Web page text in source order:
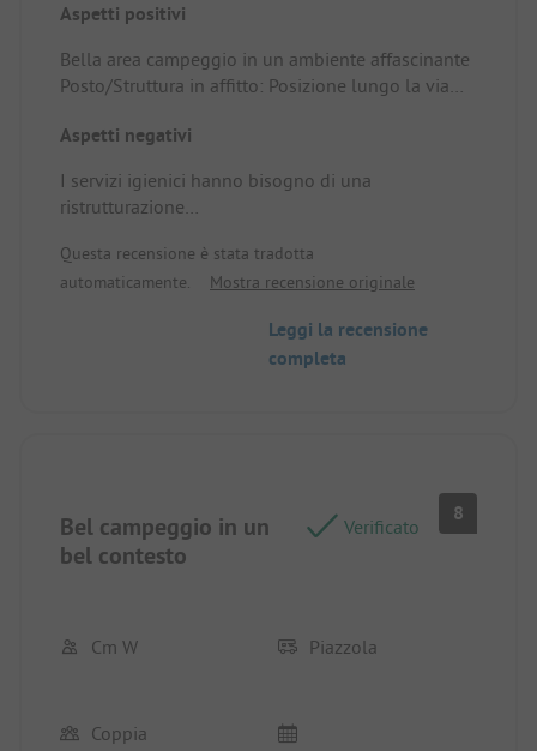
Aspetti positivi
Bella area campeggio in un ambiente affascinante
Posto/Struttura in affitto: Posizione lungo la via
Aspetti negativi
I servizi igienici hanno bisogno di una
ristrutturazione
igienici
Questa recensione è stata tradotta
automaticamente.
Mostra recensione originale
Leggi la recensione
completa
Bel campeggio in un
bel contesto
Verificato
8
Cm W Piazzola
Coppia